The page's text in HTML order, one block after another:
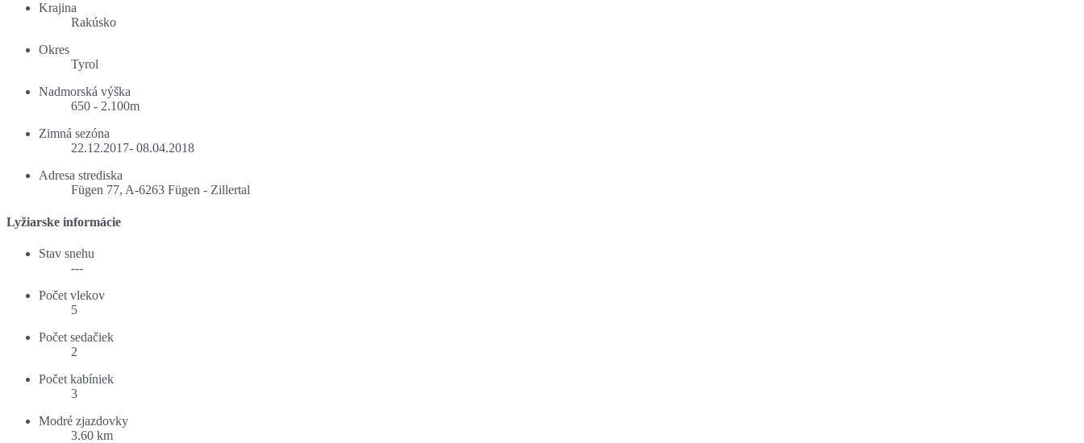
Krajina
Rakúsko
Okres
Tyrol
Nadmorská výška
650 - 2.100m
Zimná sezóna
22.12.2017- 08.04.2018
Adresa strediska
Fügen 77, A-6263 Fügen - Zillertal
Lyžiarske informácie
Stav snehu
---
Počet vlekov
5
Počet sedačiek
2
Počet kabíniek
3
Modré zjazdovky
3.60 km